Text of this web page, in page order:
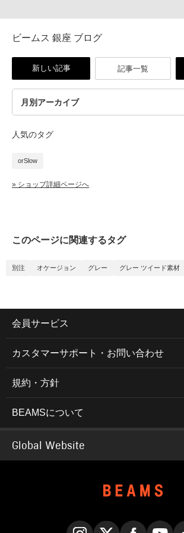
ビームス 銀座 ブログ
新しい記事 記事一覧
人気のタグ
orSlow
» ショップ詳細ページへ
このページに関連するタグ
別注 オケージョン グレー グレー ツイード素材
会員サービス
カスタマーサポート・お問い合わせ
規約・方針
BEAMSについて
Global Website